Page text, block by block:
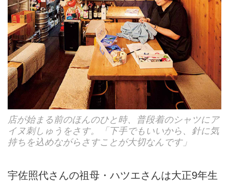
店が始まる前のほんのひと時、普段着のシャツにア
イヌ刺しゅうをさす。「下手でもいいから、針に気
持ちを込めながらさすことが大切なんです」
宇佐照代さんの祖母・ハツエさんは大正9年生